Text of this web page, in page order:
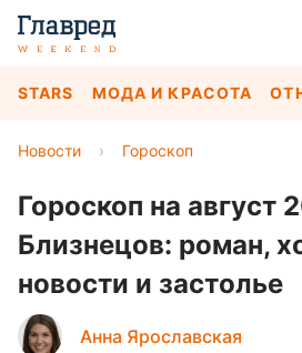
STARS МОДА И КРАСОТА
Новости › Гороскоп
Гороскоп на август
Близнецов: роман,
новости и застолье
Анна Ярославская